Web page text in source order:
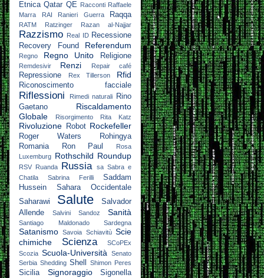
Etnica Qatar QE Racconti Raffaele
Marra
RAI Ranieri Guerra Raqqa
RATM Ratzinger Razan al-Najjar
Razzismo Real ID Recessione
Recovery Found
Referendum
Regno Regno Unito Religione
Remdesivir Renzi Repair café
Repressione Rex Tillerson Rfid
Riconoscimento facciale
Riflessioni Rimedi naturali
Rino
Gaetano
Riscaldamento
Globale
Risorgimento Rita Katz
Rivoluzione Robot Rockefeller
Roger Waters
Rohingya
Romania
Ron Paul
Rosa
Luxemburg Rothschild Roundup
RSV Ruanda Russia sa Sabra e
Chatila
Sabrina Ferilli
Saddam
Hussein
Sahara Occidentale
Saharawi
Salute
Salvador
Allende
Salvini Sandoz Sanità
Santiago Maldonado Sardegna
Satanismo Savoia Schiavitù Scie
chimiche
Scienza
SCoPEx
Scozia Scuola-Università
Senato
Serbia Shedding Shell Shimon Peres
Sicilia Signoraggio
Sigonella